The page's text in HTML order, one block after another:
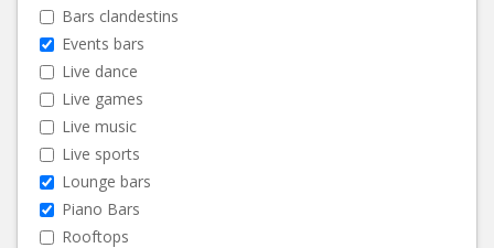
Bars clandestins
Events bars
Live dance
Live games
Live music
Live sports
Lounge bars
Piano Bars
Rooftops